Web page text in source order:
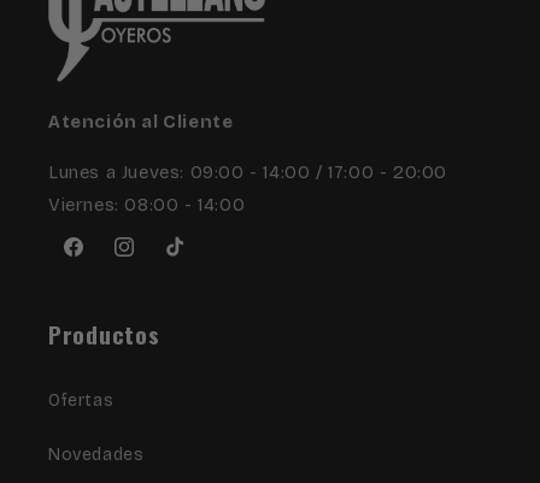
Atención al Cliente
Lunes a Jueves: 09:00 - 14:00 / 17:00 - 20:00
Viernes: 08:00 - 14:00
FacebookInstagram
TikTok
Productos
Ofertas
Novedades